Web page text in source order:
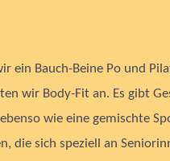
ein Bauch-Beine Po und
wir Body-Fit an. Es gibt
wie eine gemischte
die sich speziell an